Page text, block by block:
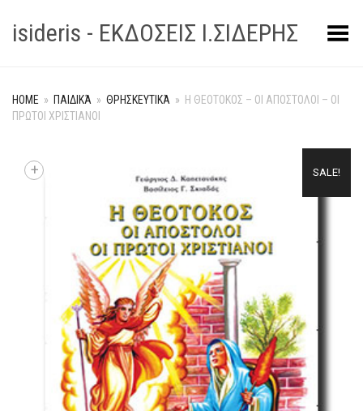
isideris - ΕΚΔΟΣΕΙΣ Ι.ΣΙΔΕΡΗΣToggle Menu
HOME » ΠΑΙΔΙΚΆ » ΘΡΗΣΚΕΥΤΙΚΆ » Η ΘΕΟΤΟΚΟΣ – ΟΙ ΑΠΟΣΤΟΛΟΙ – ΟΙ
ΠΡΩΤΟΙ ΧΡΙΣΤΙΑΝΟΙ
SALE!
+